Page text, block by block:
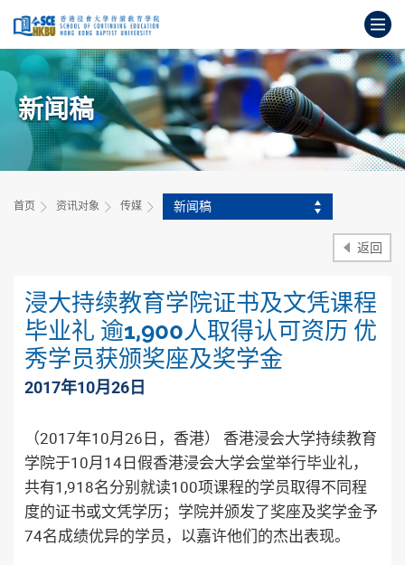
内
打
始
新闻稿
首页 资讯对象 传媒 新闻稿
返回
浸大持续教育学院证书及文凭课程
毕业礼 逾1,900人取得认可资历 优
秀学员获颁奖座及奖学金
2017年10月26日
（2017年10月26日，香港） 香港浸会大学持续教育
学院于10月14日假香港浸会大学会堂举行毕业礼，
共有1,918名分别就读100项课程的学员取得不同程
度的证书或文凭学历；学院并颁发了奖座及奖学金予
74名成绩优异的学员，以嘉许他们的杰出表现。